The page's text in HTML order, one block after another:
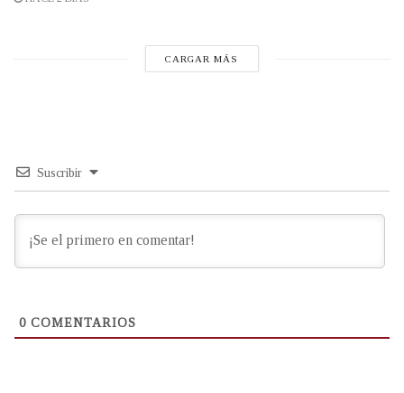
CARGAR MÁS
Suscribir
0 COMENTARIOS